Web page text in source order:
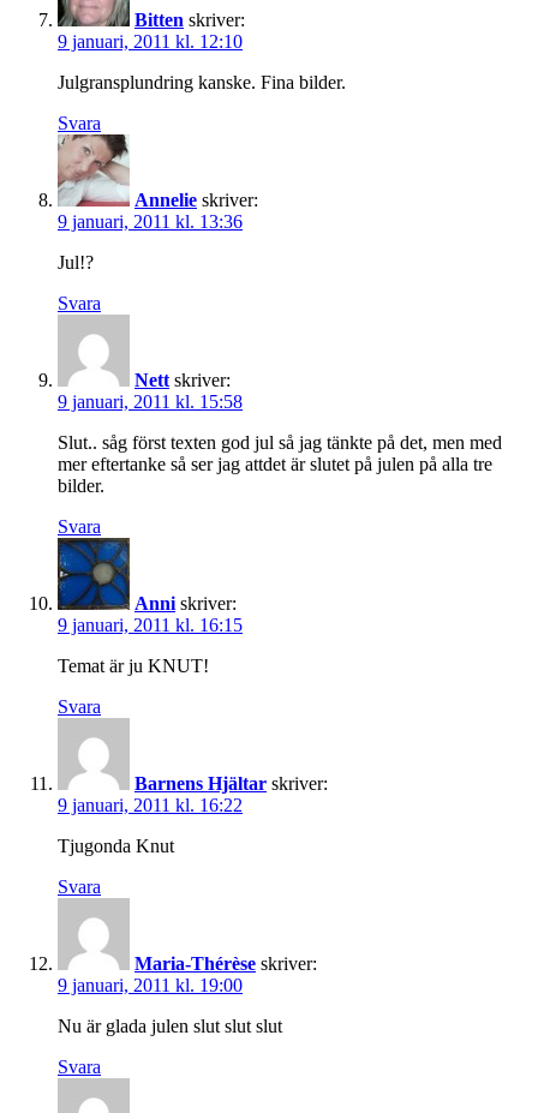
Bitten skriver:
9 januari, 2011 kl. 12:10
Julgransplundring kanske. Fina bilder.
Svara
Annelie skriver:
9 januari, 2011 kl. 13:36
Jul!?
Svara
Nett skriver:
9 januari, 2011 kl. 15:58
Slut.. såg först texten god jul så jag tänkte på det, men med
mer eftertanke så ser jag attdet är slutet på julen på alla tre
bilder.
Svara
Anni skriver:
9 januari, 2011 kl. 16:15
Temat är ju KNUT!
Svara
Barnens Hjältar skriver:
9 januari, 2011 kl. 16:22
Tjugonda Knut
Svara
Maria-Thérèse skriver:
9 januari, 2011 kl. 19:00
Nu är glada julen slut slut slut
Svara